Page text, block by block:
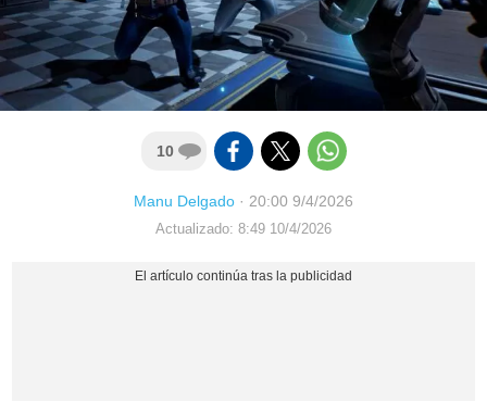
10
Manu Delgado · 20:00 9/4/2026
Actualizado: 8:49 10/4/2026